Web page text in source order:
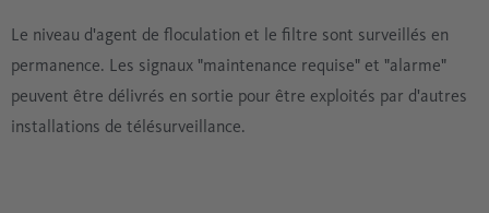
Le niveau d'agent de floculation et le filtre sont surveillés en
permanence. Les signaux "maintenance requise" et "alarme"
peuvent être délivrés en sortie pour être exploités par d'autres
installations de télésurveillance.